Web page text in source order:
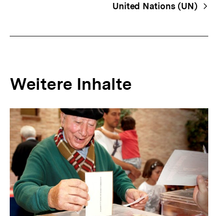
United Nations (UN)
Weitere Inhalte
Inhaltskarousell
für
weitere
Inhalte
Inhaltskarussell
überspringen